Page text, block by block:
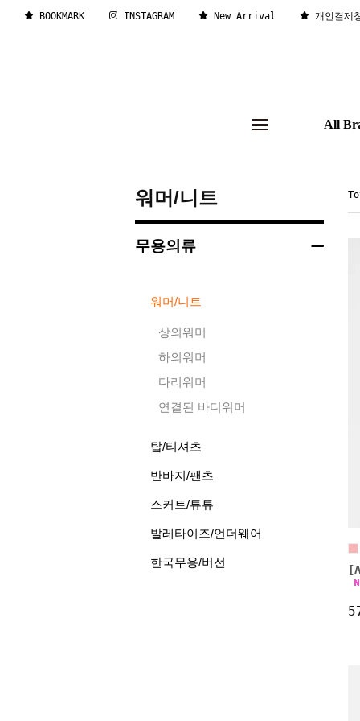
BOOKMARK INSTAGRAM New Arrival 개인결제
All
워머/니트
무용의류
워머/니트
상의워머
하의워머
다리워머
연결된 바디워머
탑/티셔츠
반바지/팬츠
스커트/튜튜
발레타이즈/언더웨어
한국무용/버선